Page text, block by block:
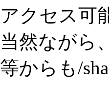
アクセス可
当然ながら
等からも/